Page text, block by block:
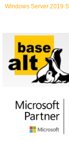
Windows Server 2019